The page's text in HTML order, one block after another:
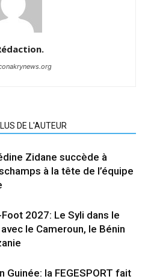
DE L'AUTEUR
Zidane succède à
à la tête de l’équipe
Foot 2027: Le Syli dans le
le Cameroun, le Bénin
Guinée: la FEGESPORT fait